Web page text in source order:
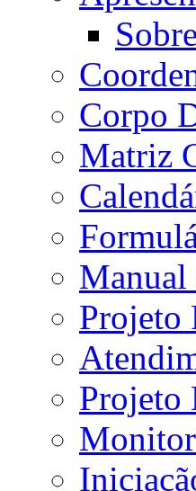
Corpo
Matriz
Projeto
Projeto